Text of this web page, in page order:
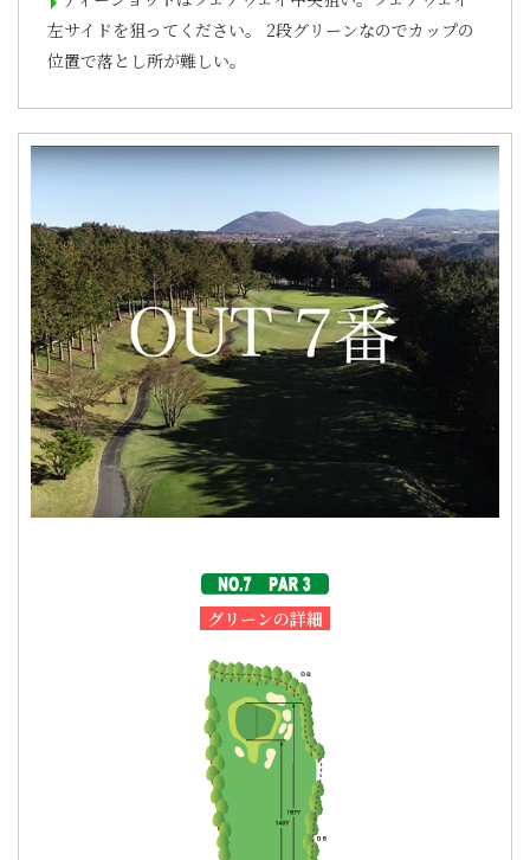
左サイドを狙ってください。 2段グリーンなのでカップの
位置で落とし所が難しい。
グリーンの詳細